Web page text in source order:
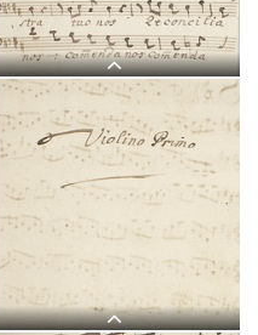
L 5, G.J. Werner, Sub tuum
praesidium, Tenore-1.jpg
L 5, G.J. Werner, Sub tuum
praesidium, Basso-1.jpg